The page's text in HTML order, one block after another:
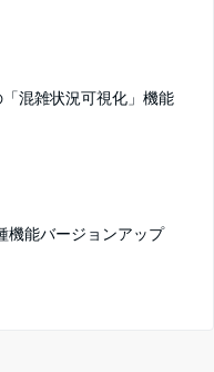
混雑状況可視化」機能
機能バージョンアップ